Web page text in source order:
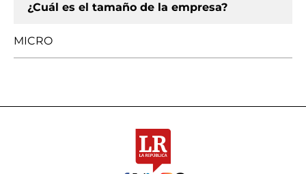
¿Cuál es el tamaño de la empresa?
MICRO